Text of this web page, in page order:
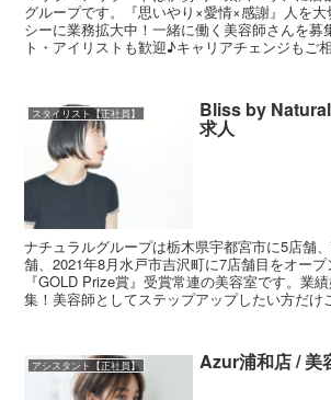
グループです。『思いやり×愛情×感謝』人を大
シーに業務拡大中！一緒に働く美容師さんを募
ト・アイリストも歓迎♪キャリアチェンジもご
スタイリスト【正社員】 Bliss by
求人
ナチュラルグループは栃木県宇都宮市に5店舗
舗、2021年8月水戸市吉沢町に7店舗目をオー
『GOLD Prize賞』受賞常連の美容室です。業
集！美容師としてステップアップしたい方だけ
アシスタント【正社員】 Azur浦和店 / 美